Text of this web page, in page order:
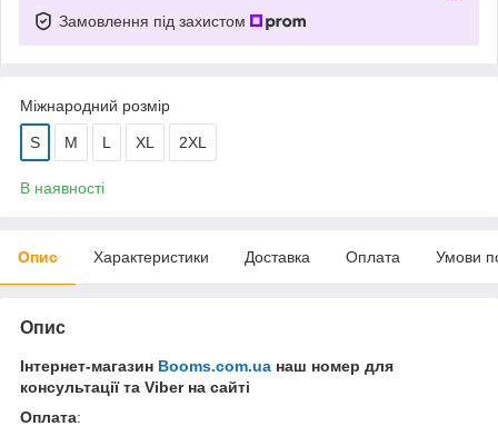
Замовлення під захистом
Міжнародний розмір
S M L XL 2XL
В наявності
Опис Характеристики Доставка Оплата Умови
Опис
Інтернет-магазин Booms.com.ua наш номер для
консультації та Viber на сайті
Оплата: